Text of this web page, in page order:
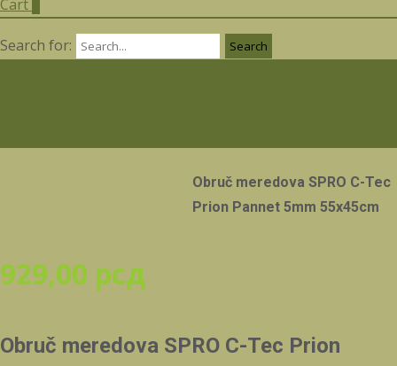
Cart
Search for:
Obruč meredova SPRO C-Tec
Prion Pannet 5mm 55x45cm
929,00 рсд
Obruč meredova SPRO C-Tec Prion